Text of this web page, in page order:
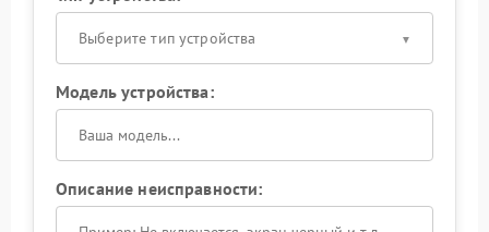
ждите, пока неисправность усугубится: проверьте
работу бесперебойника прямо сейчас.
Выберите тип устройства
Модель устройства:
Описание неисправности: